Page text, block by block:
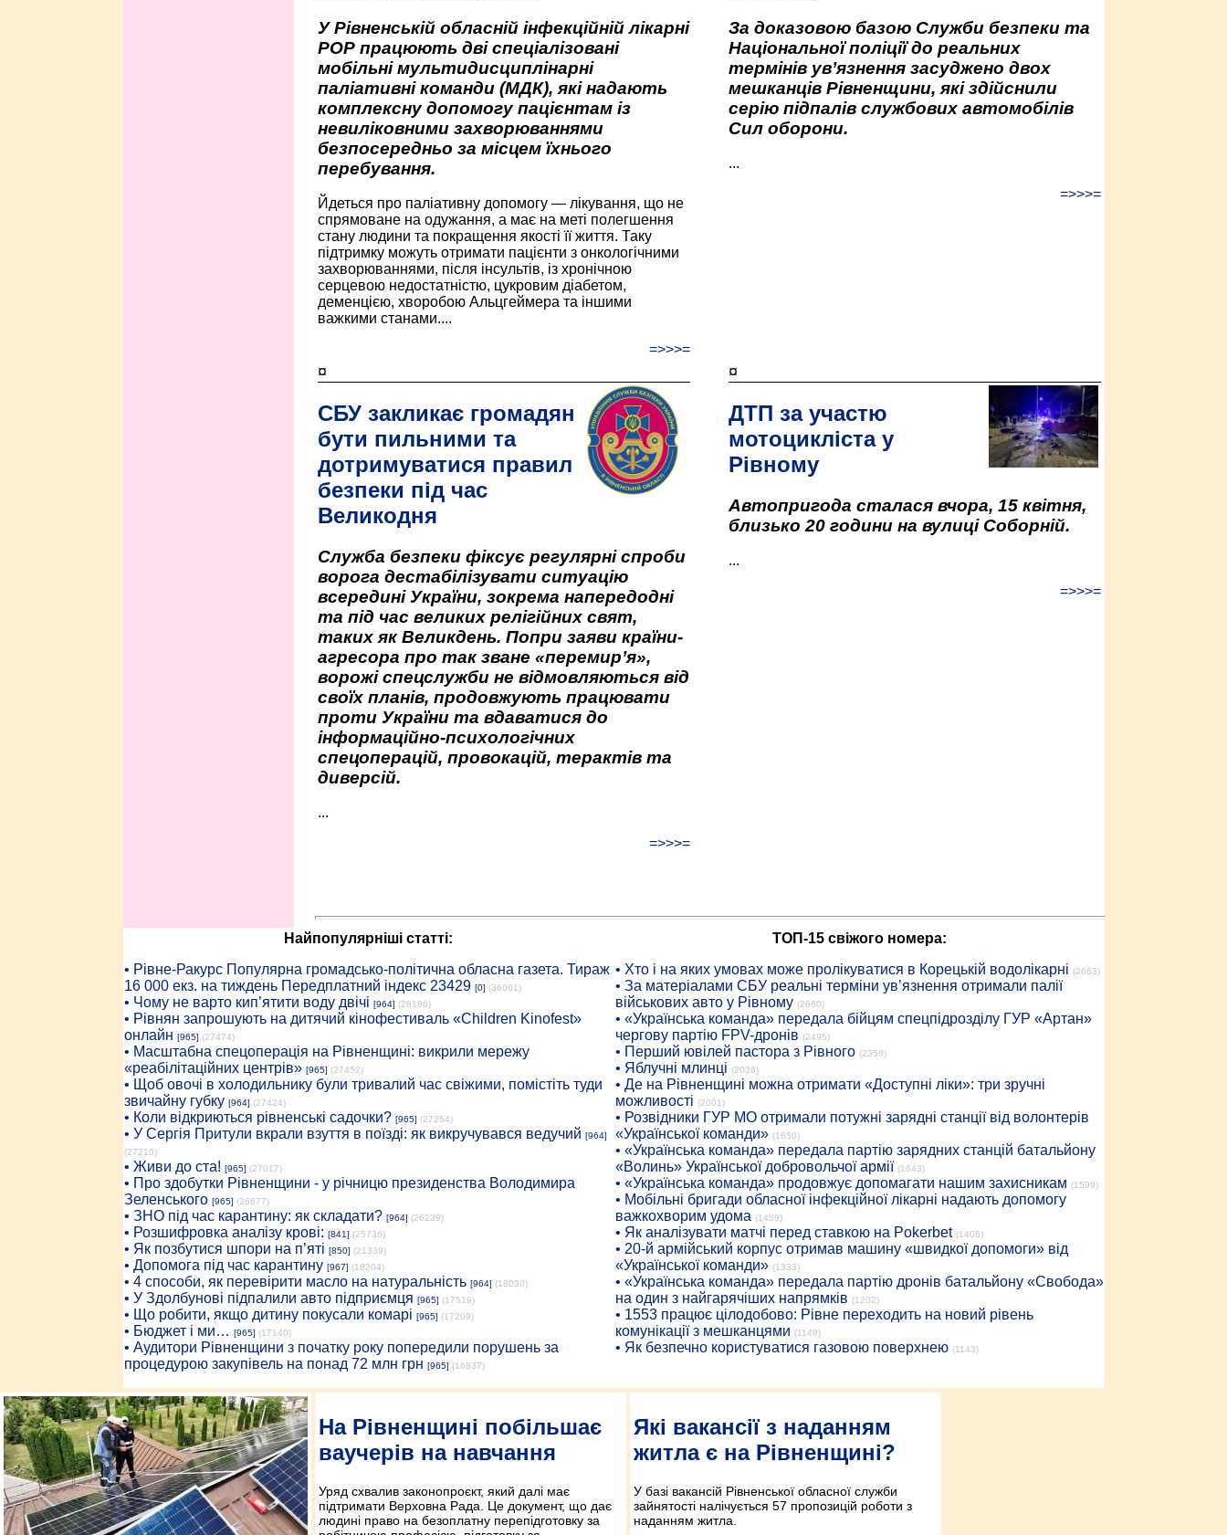
У Рівненській обласній інфекційній лікарні
РОР працюють дві спеціалізовані
мобільні мультидисциплінарні
паліативні команди (МДК), які надають
комплексну допомогу пацієнтам із
невиліковними захворюваннями
безпосередньо за місцем їхнього
перебування.
Йдеться про паліативну допомогу — лікування, що не
спрямоване на одужання, а має на меті полегшення
стану людини та покращення якості її життя. Таку
підтримку можуть отримати пацієнти з онкологічними
захворюваннями, після інсультів, із хронічною
серцевою недостатністю, цукровим діабетом,
деменцією, хворобою Альцгеймера та іншими
важкими станами....
=>>>=
За доказовою базою Служби безпеки та
Національної поліції до реальних
термінів ув’язнення засуджено двох
мешканців Рівненщини, які здійснили
серію підпалів службових автомобілів
Сил оборони.
...
=>>>=
¤
СБУ закликає громадян
бути пильними та
дотримуватися правил
безпеки під час
Великодня
Служба безпеки фіксує регулярні спроби
ворога дестабілізувати ситуацію
всередині України, зокрема напередодні
та під час великих релігійних свят,
таких як Великдень. Попри заяви країни-
агресора про так зване «перемир’я»,
ворожі спецслужби не відмовляються від
своїх планів, продовжують працювати
проти України та вдаватися до
інформаційно-психологічних
спецоперацій, провокацій, терактів та
диверсій.
...
=>>>=
¤
ДТП за участю
мотоцикліста у
Рівному
Автопригода сталася вчора, 15 квітня,
близько 20 години на вулиці Соборній.
...
=>>>=
Найпопулярніші статті:
• Рiвне-Ракурс Популярна громадсько-політична обласна газета. Тираж
16 000 екз. на тиждень Передплатний індекс 23429 [0] (36001)
• Чому не варто кип’ятити воду двічі [964] (28186)
• Рівнян запрошують на дитячий кінофестиваль «Children Kinofest»
онлайн [965] (27474)
• Масштабна спецоперація на Рівненщині: викрили мережу
«реабілітаційних центрів» [965] (27452)
• Щоб овочі в холодильнику були тривалий час свіжими, помістіть туди
звичайну губку [964] (27424)
• Коли відкриються рівненські садочки? [965] (27254)
• У Сергія Притули вкрали взуття в поїзді: як викручувався ведучий [964]
(27210)
• Живи до ста! [965] (27017)
• Про здобутки Рівненщини - у річницю президенства Володимира
Зеленського [965] (26677)
• ЗНО під час карантину: як складати? [964] (26239)
• Розшифровка аналізу крові: [841] (25736)
• Як позбутися шпори на п’яті [850] (21339)
• Допомога під час карантину [967] (18204)
• 4 способи, як перевірити масло на натуральність [964] (18030)
• У Здолбунові підпалили авто підприємця [965] (17519)
• Що робити, якщо дитину покусали комарі [965] (17209)
• Бюджет і ми… [965] (17140)
• Аудитори Рівненщини з початку року попередили порушень за
процедурою закупівель на понад 72 млн грн [965] (16837)
ТОП-15 свіжого номера:
• Хто і на яких умовах може пролікуватися в Корецькій водолікарні (2663)
• За матеріалами СБУ реальні терміни ув’язнення отримали палії
військових авто у Рівному (2660)
• «Українська команда» передала бійцям спецпідрозділу ГУР «Артан»
чергову партію FPV-дронів (2495)
• Перший ювілей пастора з Рівного (2358)
• Яблучні млинці (2036)
• Де на Рівненщині можна отримати «Доступні ліки»: три зручні
можливості (2001)
• Розвідники ГУР МО отримали потужні зарядні станції від волонтерів
«Української команди» (1650)
• «Українська команда» передала партію зарядних станцій батальйону
«Волинь» Української добровольчої армії (1643)
• «Українська команда» продовжує допомагати нашим захисникам (1599)
• Мобільні бригади обласної інфекційної лікарні надають допомогу
важкохворим удома (1459)
• Як аналізувати матчі перед ставкою на Pokerbet (1406)
• 20-й армійський корпус отримав машину «швидкої допомоги» від
«Української команди» (1333)
• «Українська команда» передала партію дронів батальйону «Свобода»
на один з найгарячіших напрямків (1202)
• 1553 працює цілодобово: Рівне переходить на новий рівень
комунікації з мешканцями (1149)
• Як безпечно користуватися газовою поверхнею (1143)
На Рівненщині побільшає
ваучерів на навчання
Уряд схвалив законопроєкт, який далі має
підтримати Верховна Рада. Це документ, що дає
людині право на безоплатну перепідготовку за
Які вакансії з наданням
житла є на Рівненщині?
У базі вакансій Рівненської обласної служби
зайнятості налічується 57 пропозицій роботи з
наданням житла.